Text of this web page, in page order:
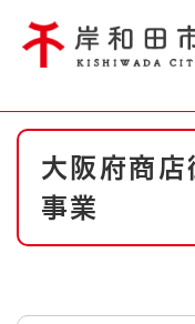
やさしい日本語
防災・緊急
本
大阪府商店
事業